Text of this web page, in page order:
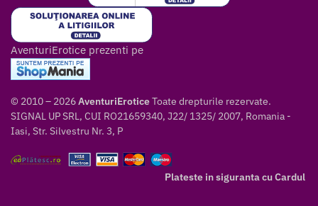
AventuriErotice prezenti pe
© 2010 – 2026AventuriEroticeToate drepturile rezervate.
SIGNAL UP SRL, CUI RO21659340, J22/ 1325/ 2007, Romania -
Iasi, Str. Silvestru Nr. 3, P
Plateste in siguranta cu Cardul